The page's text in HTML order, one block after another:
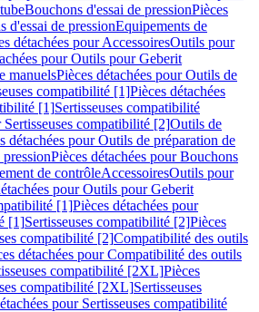
Bouchons d'essai de pressionPièces
d'essai de pressionEquipements de
détachées pour AccessoiresOutils pour
pour Outils pour Geberit
manuelsPièces détachées pour Outils de
compatibilité [1]Pièces détachées
[1]Sertisseuses compatibilité
Sertisseuses compatibilité [2]Outils de
détachées pour Outils de préparation de
Pièces détachées pour Bouchons
de contrôleAccessoiresOutils pour
pour Outils pour Geberit
[1]Pièces détachées pour
[1]Sertisseuses compatibilité [2]Pièces
compatibilité [2]Compatibilité des outils
détachées pour Compatibilité des outils
compatibilité [2XL]Pièces
compatibilité [2XL]Sertisseuses
pour Sertisseuses compatibilité